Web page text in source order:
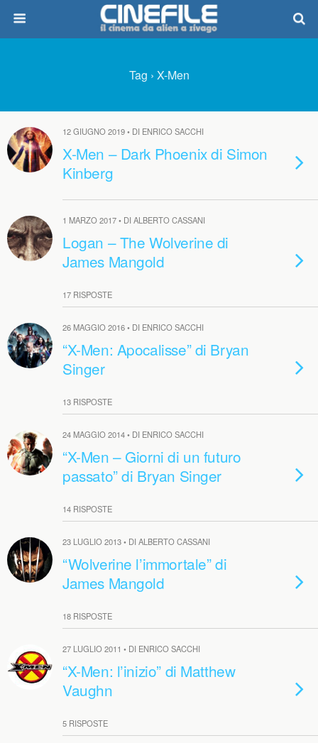
Tag › X-Men
12 GIUGNO 2019 • DI ENRICO SACCHI
X-Men – Dark Phoenix di Simon
Kinberg
1 MARZO 2017 • DI ALBERTO CASSANI
Logan – The Wolverine di
James Mangold
17 RISPOSTE
26 MAGGIO 2016 • DI ENRICO SACCHI
“X-Men: Apocalisse” di Bryan
Singer
13 RISPOSTE
24 MAGGIO 2014 • DI ENRICO SACCHI
“X-Men – Giorni di un futuro
passato” di Bryan Singer
14 RISPOSTE
23 LUGLIO 2013 • DI ALBERTO CASSANI
“Wolverine l’immortale” di
James Mangold
18 RISPOSTE
27 LUGLIO 2011 • DI ENRICO SACCHI
“X-Men: l’inizio” di Matthew
Vaughn
5 RISPOSTE